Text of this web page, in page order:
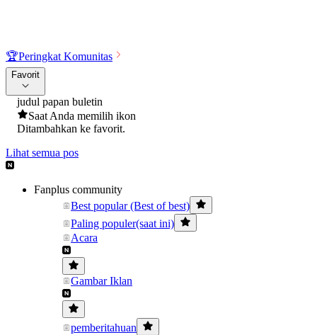
🏆Peringkat Komunitas
Favorit
judul papan buletin
Saat Anda memilih ikon
Ditambahkan ke favorit.
Lihat semua pos
Fanplus community
Best popular (Best of best)
Paling populer(saat ini)
Acara
Gambar Iklan
pemberitahuan